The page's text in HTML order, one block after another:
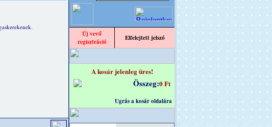
Új vevő
regisztráció
Elfelejtett jelszó
A kosár jelenleg üres!
Összeg:0 Ft
Ugrás a kosár oldalára